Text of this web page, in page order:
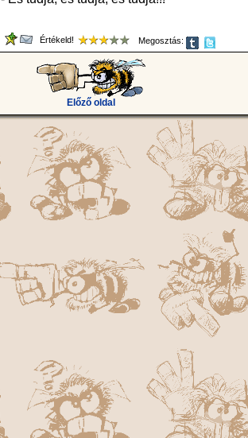
Értékeld! Megosztás:
Előző oldal